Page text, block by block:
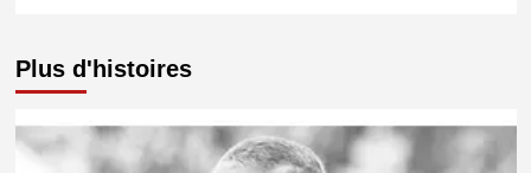
Plus d'histoires